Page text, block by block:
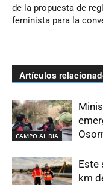
de la propuesta de
feminista para la
Artículos
CAMPO AL DIA
Este
km